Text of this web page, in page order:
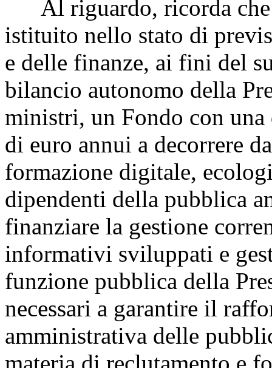
Al riguardo, ricorda che
istituito nello stato di
e delle finanze, ai fini del
bilancio autonomo della
ministri, un Fondo con
di euro annui a decorrere
formazione digitale,
dipendenti della pubblica
finanziare la gestione
informativi sviluppati e
funzione pubblica della
necessari a garantire il
amministrativa delle
materia di reclutamento e